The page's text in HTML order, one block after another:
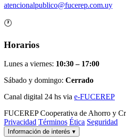
atencionalpublico@fucerep.com.uy
🕐
Horarios
Lunes a viernes: 10:30 – 17:00
Sábado y domingo: Cerrado
Canal digital 24 hs via e-FUCEREP
FUCEREP Cooperativa de Ahorro y
Privacidad Términos Ética Seguridad
Información de interés ▾